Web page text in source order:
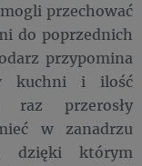
przechować
do poprzednich
przypomina
kuchni i ilość
raz przerosły
w zanadrzu
dzięki którym